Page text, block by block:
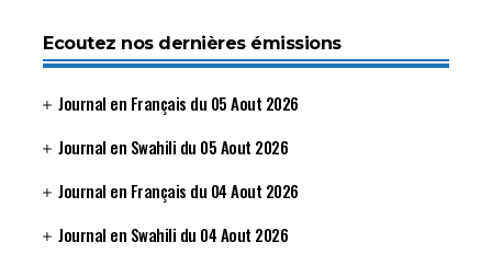
Ecoutez nos dernières émissions
Journal en Français du 05 Aout 2026
Journal en Swahili du 05 Aout 2026
Journal en Français du 04 Aout 2026
Journal en Swahili du 04 Aout 2026